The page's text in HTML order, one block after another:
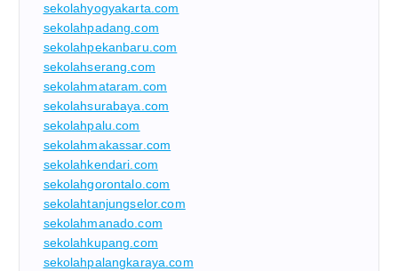
sekolahyogyakarta.com
sekolahpadang.com
sekolahpekanbaru.com
sekolahserang.com
sekolahmataram.com
sekolahsurabaya.com
sekolahpalu.com
sekolahmakassar.com
sekolahkendari.com
sekolahgorontalo.com
sekolahtanjungselor.com
sekolahmanado.com
sekolahkupang.com
sekolahpalangkaraya.com